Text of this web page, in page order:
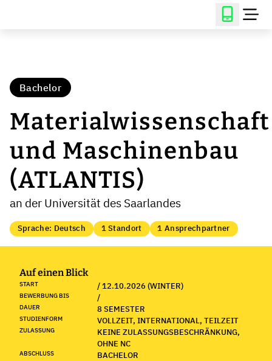
Bachelor
Materialwissenschaft
und Maschinenbau
(ATLANTIS)
an der Universität des Saarlandes
Sprache: Deutsch 1 Standort 1 Ansprechpartner
Auf einen Blick
START / 12.10.2026 (WINTER)
BEWERBUNG BIS /
DAUER 8 SEMESTER
STUDIENFORM VOLLZEIT, INTERNATIONAL, TEILZEIT
ZULASSUNG
KEINE ZULASSUNGSBESCHRÄNKUNG,
OHNE NC
ABSCHLUSS BACHELOR